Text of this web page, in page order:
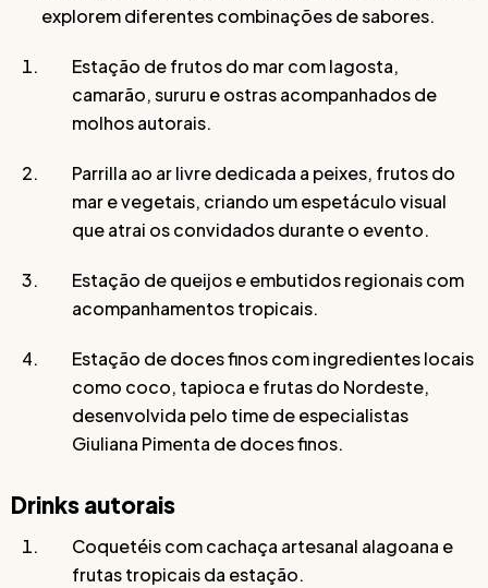
explorem diferentes combinações de sabores.
Estação de frutos do mar com lagosta,
camarão, sururu e ostras acompanhados de
molhos autorais.
Parrilla ao ar livre dedicada a peixes, frutos do
mar e vegetais, criando um espetáculo visual
que atrai os convidados durante o evento.
Estação de queijos e embutidos regionais com
acompanhamentos tropicais.
Estação de doces finos com ingredientes locais
como coco, tapioca e frutas do Nordeste,
desenvolvida pelo time de especialistas
Giuliana Pimenta de doces finos.
Drinks autorais
Coquetéis com cachaça artesanal alagoana e
frutas tropicais da estação.